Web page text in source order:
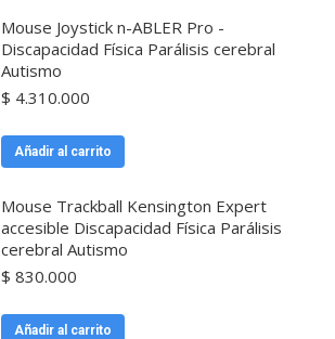
Mouse Joystick n-ABLER Pro -
Discapacidad Física Parálisis cerebral
Autismo
$ 4.310.000
Añadir al carrito
Mouse Trackball Kensington Expert
accesible Discapacidad Física Parálisis
cerebral Autismo
$ 830.000
Añadir al carrito